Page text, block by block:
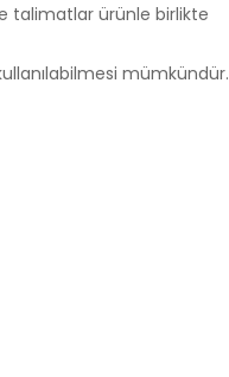
talimatlar ürünle birlikte
mümkündür.